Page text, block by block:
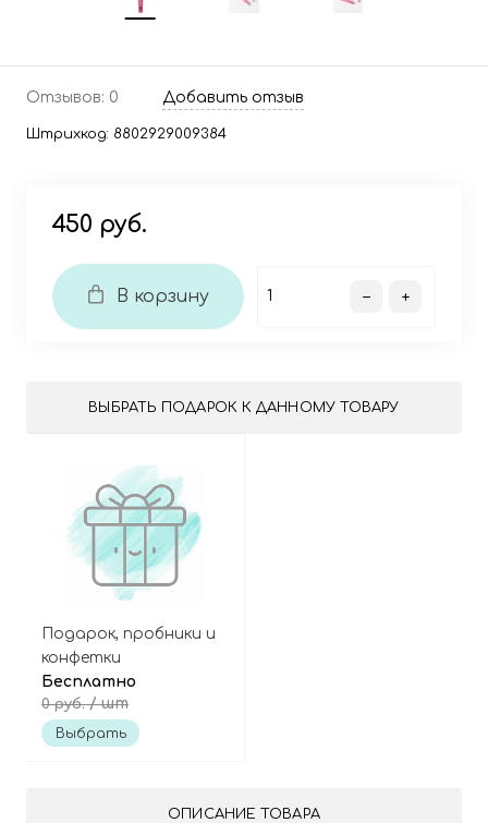
Отзывов: 0 Добавить отзыв
Штрихкод: 8802929009384
450 руб.
В корзину
ВЫБРАТЬ ПОДАРОК К ДАННОМУ ТОВАРУ
Подарок, пробники и
конфетки
Бесплатно
0 руб./ шт
Выбрать
ОПИСАНИЕ ТОВАРА